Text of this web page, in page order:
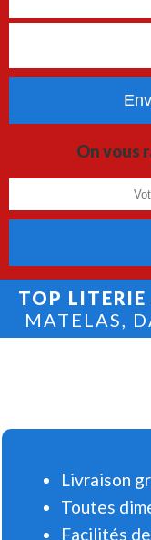
On vous
TOP LITERIE
MATELAS,
Livraison
Toutes
Facilités